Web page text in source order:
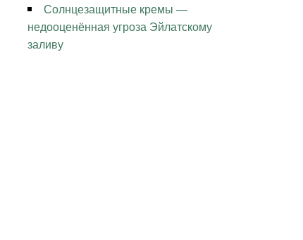
Солнцезащитные кремы —
недооценённая угроза Эйлатскому
заливу